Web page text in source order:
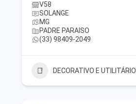
V58
SOLANGE
MG
PADRE PARAISO
(33) 98409-2049
DECORATIVO E UTILITÁRIO